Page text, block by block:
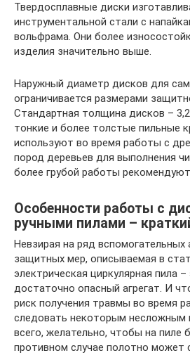
Твердосплавные диски
инструментальной стали с
вольфрама. Они более
изделия значительно выше.
Наружный диаметр дисков для
ограничивается размерами
Стандартная толщина дисков –
тонкие и более толстые пильные
используют во время работы с
пород деревьев для выполнения
более грубой работы
Особенности работы с
ручными пилами –
Невзирая на ряд вспомогательных
защитных мер, описываемая в
электрическая циркулярная пила
достаточно опасный агрегат. И
риск получения травмы во время
следовать некоторым несложным
всего, желательно, чтобы на пиле
противном случае полотно может